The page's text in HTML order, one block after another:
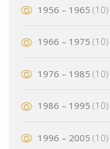
1956 – 1965 (10)
1966 – 1975 (10)
1976 – 1985 (10)
1986 – 1995 (10)
1996 – 2005 (10)